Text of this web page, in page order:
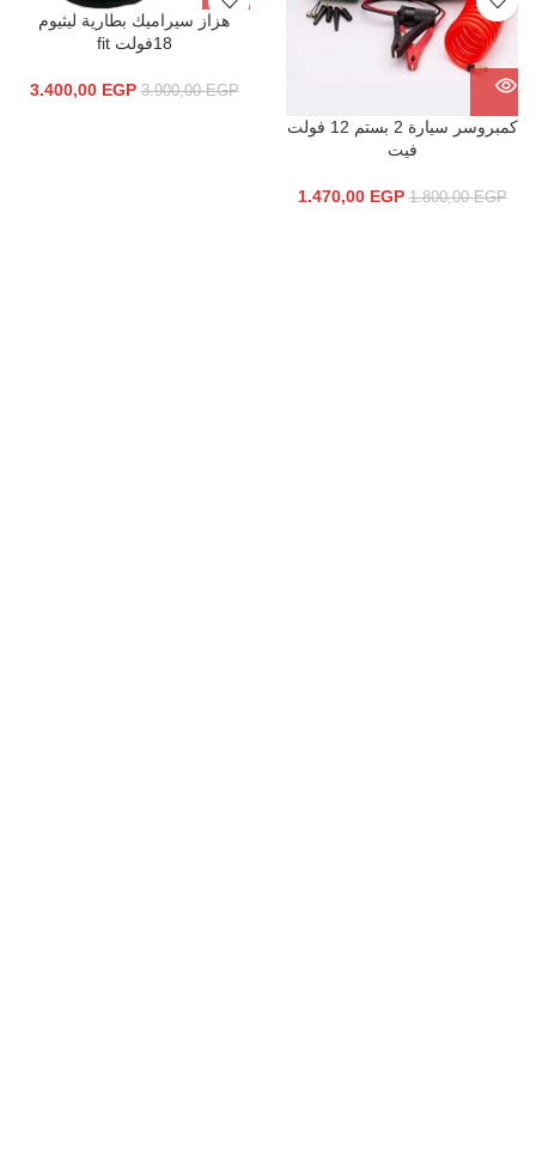
كمبروسر سيارة 2 بستم 12 فولت
فيت
1.800,00EGP
1.470,00 EGP
هزاز سيراميك بطارية ليثيوم
18فولت fit
3.900,00EGP
3.400,00 EGP